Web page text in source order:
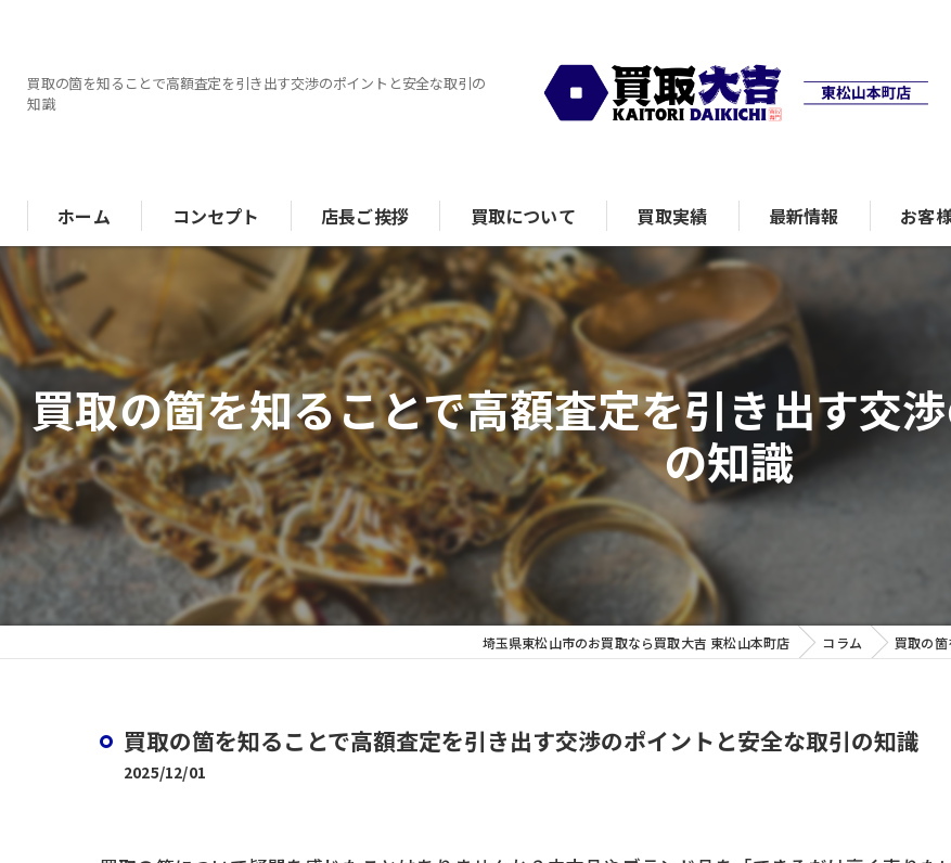
買取の箇を知ることで高額査定を引き出す交渉のポイントと安全な取引の
知識
ホーム コンセプト 店長ご挨拶 買取について
ブランド品
金
時計
ジュエリー
バッグ
買取実績 最新情報 お客
買取の箇を知ることで高額査定を引き出す交
の知識
埼玉県東松山市のお買取なら買取大吉 東松山本町店 コラム 買取の
買取の箇を知ることで高額査定を引き出す交渉のポイントと安全な取引の知識
2025/12/01